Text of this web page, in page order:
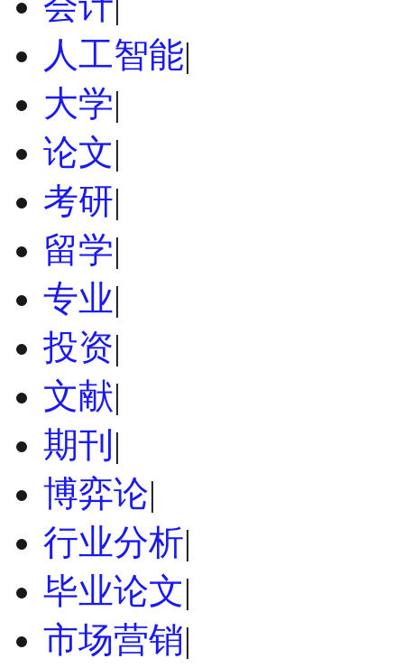
人工智能|
大学|
论文|
考研|
留学|
专业|
投资|
文献|
期刊 |
博弈论|
行业分析|
毕业论文|
市场营销|